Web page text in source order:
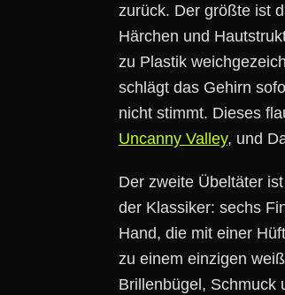
zurück. Der größte ist
Härchen und
zu Plastik
schlägt das Gehirn
nicht stimmt. Dieses
Uncanny Valley, und
Der zweite Übeltäter
der Klassiker: sechs
Hand, die mit einer
zu einem einzigen
Brillenbügel, Schmuck